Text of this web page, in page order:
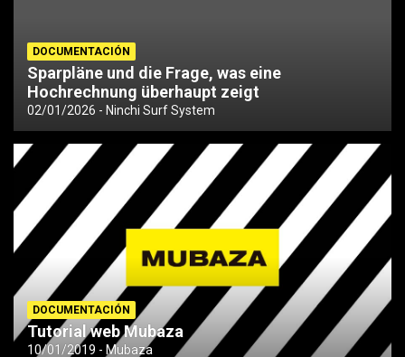
DOCUMENTACIÓN
Sparpläne und die Frage, was eine
Hochrechnung überhaupt zeigt
02/01/2026 Ninchi Surf System
DOCUMENTACIÓN
Tutorial web Mubaza
10/01/2019 Mubaza